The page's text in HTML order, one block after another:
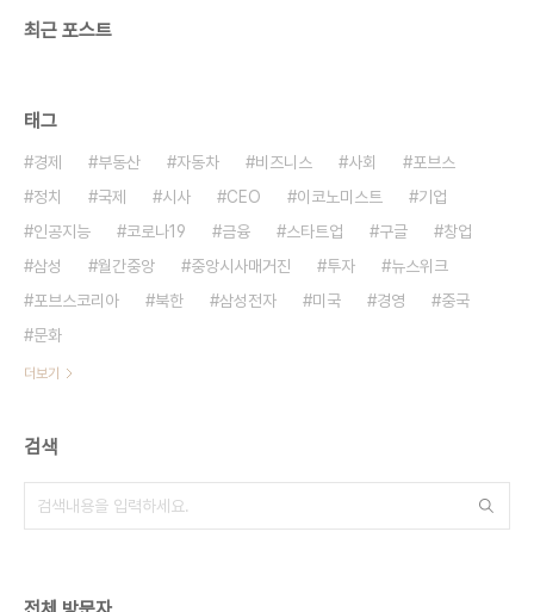
최근 포스트
태그
경제 부동산 자동차 비즈니스 사회
포브스
정치
국제 시사 CEO 이코노미스트
기업
인공지능
코로나19 금융 스타트업 구글
창업
삼성
월간중앙 중앙시사매거진 투자
뉴스위크
포브스코리아
북한 삼성전자 미국 경영
중국
문화
더보기
검색